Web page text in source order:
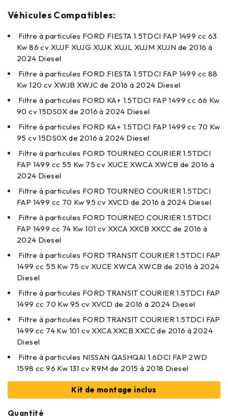
Véhicules Compatibles:
Filtre à particules FORD FIESTA 1.5TDCI FAP 1499 cc 63
Kw 86 cv XUJF XUJG XUJK XUJL XUJM XUJN de 2016 à
2024 Diesel
Filtre à particules FORD FIESTA 1.5TDCI FAP 1499 cc 88
Kw 120 cv XWJB XWJC de 2016 à 2024 Diesel
Filtre à particules FORD KA+ 1.5TDCI FAP 1499 cc 66 Kw
90 cv 15DS0X de 2016 à 2024 Diesel
Filtre à particules FORD KA+ 1.5TDCI FAP 1499 cc 70 Kw
95 cv 15DS0X de 2016 à 2024 Diesel
Filtre à particules FORD TOURNEO COURIER 1.5TDCI
FAP 1499 cc 55 Kw 75 cv XUCE XWCA XWCB de 2016 à
2024 Diesel
Filtre à particules FORD TOURNEO COURIER 1.5TDCI
FAP 1499 cc 70 Kw 95 cv XVCD de 2016 à 2024 Diesel
Filtre à particules FORD TOURNEO COURIER 1.5TDCI
FAP 1499 cc 74 Kw 101 cv XXCA XXCB XXCC de 2016 à
2024 Diesel
Filtre à particules FORD TRANSIT COURIER 1.5TDCI FAP
1499 cc 55 Kw 75 cv XUCE XWCA XWCB de 2016 à 2024
Diesel
Filtre à particules FORD TRANSIT COURIER 1.5TDCI FAP
1499 cc 70 Kw 95 cv XVCD de 2016 à 2024 Diesel
Filtre à particules FORD TRANSIT COURIER 1.5TDCI FAP
1499 cc 74 Kw 101 cv XXCA XXCB XXCC de 2016 à 2024
Diesel
Filtre à particules NISSAN QASHQAI 1.6DCI FAP 2WD
1598 cc 96 Kw 131 cv R9M de 2015 à 2018 Diesel
Kit de montage inclus
Quantité